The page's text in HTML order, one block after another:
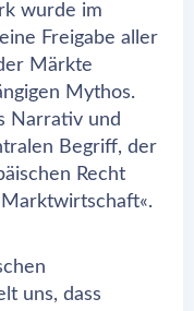
wurde im
Freigabe aller
Märkte
Mythos.
Narrativ und
Begriff, der
Recht
uns, dass